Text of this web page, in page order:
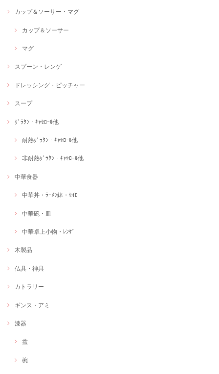
カップ＆ソーサー・マグ
カップ＆ソーサー
マグ
スプーン・レンゲ
ドレッシング・ピッチャー
スープ
ｸﾞﾗﾀﾝ・ｷｬｾﾛｰﾙ他
耐熱ｸﾞﾗﾀﾝ・ｷｬｾﾛｰﾙ他
非耐熱ｸﾞﾗﾀﾝ・ｷｬｾﾛｰﾙ他
中華食器
中華丼・ﾗｰﾒﾝ鉢・ｾｲﾛ
中華碗・皿
中華卓上小物・ﾚﾝｹﾞ
木製品
仏具・神具
カトラリー
ギンス・アミ
漆器
盆
椀